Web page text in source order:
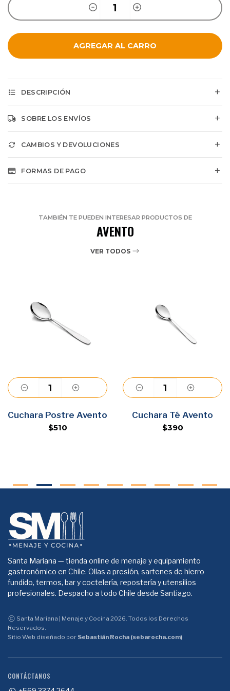
AGREGAR AL CARRO
DESCRIPCIÓN
SOBRE LOS ENVÍOS
CAMBIOS Y DEVOLUCIONES
FORMAS DE PAGO
TAMBIÉN TE PUEDEN INTERESAR PRODUCTOS DE
AVENTO
VER TODOS
Agregar
Cuchara Postre Avento
$510
Agregar
Cuchara Té Avento
$390
Santa Mariana — tienda online de menaje y equipamiento
gastronómico en Chile. Ollas a presión, sartenes de hierro
fundido, termos, bar y coctelería, repostería y utensilios
profesionales. Despacho a todo Chile desde Santiago.
Santa Mariana | Menaje y Cocina 2026. Todos los Derechos
Reservados.
Sitio Web diseñado por Sebastián Rocha (sebarocha.com)
CONTÁCTANOS